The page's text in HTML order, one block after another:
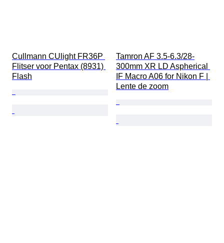
Cullmann CUlight FR36P
Flitser voor Pentax (8931)
Flash
Tamron AF 3.5-6.3/28-
300mm XR LD Aspherical
IF Macro A06 for Nikon F |
Lente de zoom